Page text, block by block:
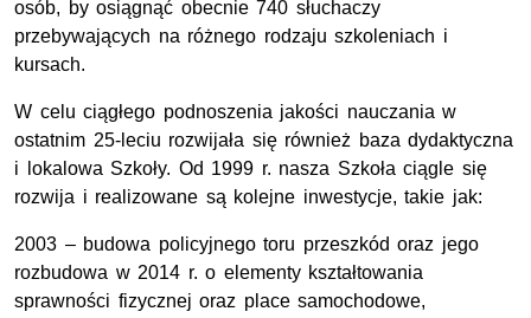
osób, by osiągnąć obecnie 740 słuchaczy
przebywających na różnego rodzaju szkoleniach i
kursach.
W celu ciągłego podnoszenia jakości nauczania w
ostatnim 25-leciu rozwijała się również baza dydaktyczna
i lokalowa Szkoły. Od 1999 r. nasza Szkoła ciągle się
rozwija i realizowane są kolejne inwestycje, takie jak:
2003 – budowa policyjnego toru przeszkód oraz jego
rozbudowa w 2014 r. o elementy kształtowania
sprawności fizycznej oraz place samochodowe,